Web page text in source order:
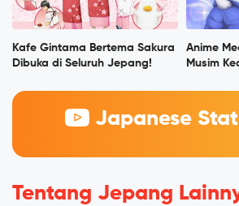
Kafe Gintama Bertema Sakura
Dibuka di Seluruh Jepang!
Anime
Musim
Japanese
Tentang Jepang